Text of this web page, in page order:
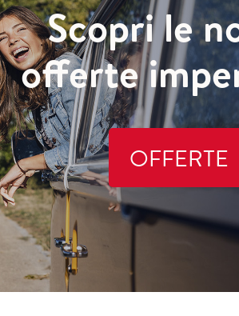
Scopri le
offerte
OFFERTE